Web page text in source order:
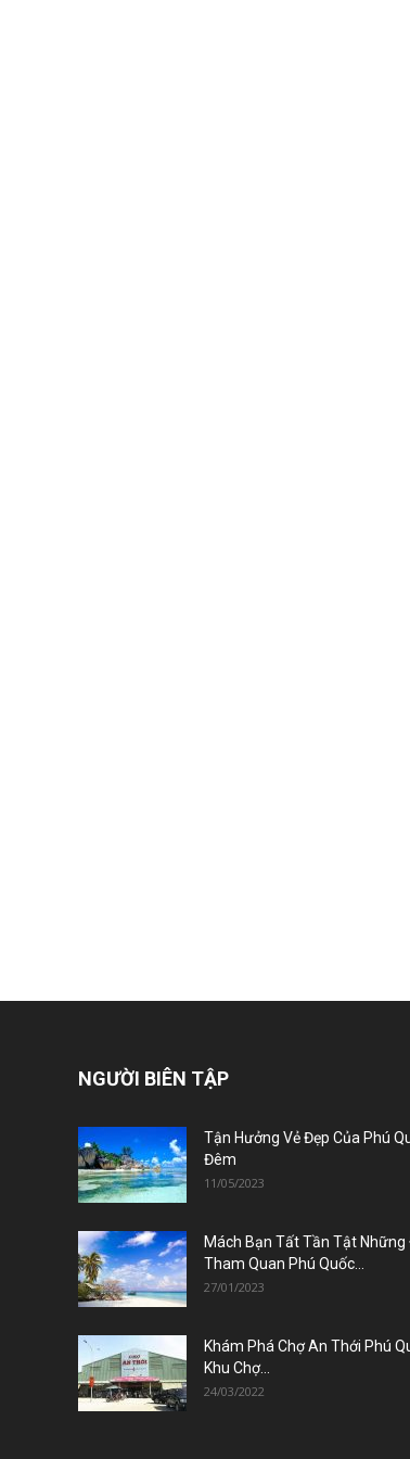
NGƯỜI BIÊN TẬP
Tận Hưởng Vẻ Đẹp Của Phú
Đêm
11/05/2023
Mách Bạn Tất Tần Tật Những
Tham Quan Phú Quốc...
27/01/2023
Khám Phá Chợ An Thới Phú
Khu Chợ...
24/03/2022